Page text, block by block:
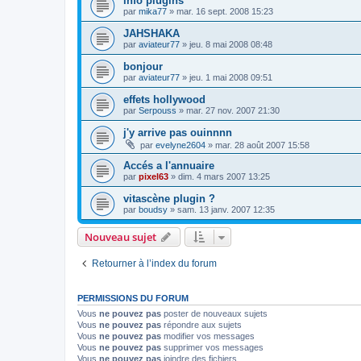
par mika77 » mar. 16 sept. 2008 15:23
JAHSHAKA
par aviateur77 » jeu. 8 mai 2008 08:48
bonjour
par aviateur77 » jeu. 1 mai 2008 09:51
effets hollywood
par Serpouss » mar. 27 nov. 2007 21:30
j'y arrive pas ouinnnn
par evelyne2604 » mar. 28 août 2007 15:58
Accés a l'annuaire
par pixel63 » dim. 4 mars 2007 13:25
vitascène plugin ?
par boudsy » sam. 13 janv. 2007 12:35
Nouveau sujet
Retourner à l’index du forum
PERMISSIONS DU FORUM
Vous ne pouvez pas poster de nouveaux sujets
Vous ne pouvez pas répondre aux sujets
Vous ne pouvez pas modifier vos messages
Vous ne pouvez pas supprimer vos messages
Vous ne pouvez pas joindre des fichiers